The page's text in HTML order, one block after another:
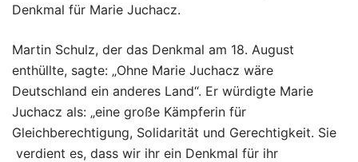
Denkmal für Marie Juchacz.
Martin Schulz, der das Denkmal am 18. August
enthüllte, sagte: „Ohne Marie Juchacz wäre
Deutschland ein anderes Land“. Er würdigte Marie
Juchacz als: „eine große Kämpferin für
Gleichberechtigung, Solidarität und Gerechtigkeit. Sie
verdient es, dass wir ihr ein Denkmal für ihr